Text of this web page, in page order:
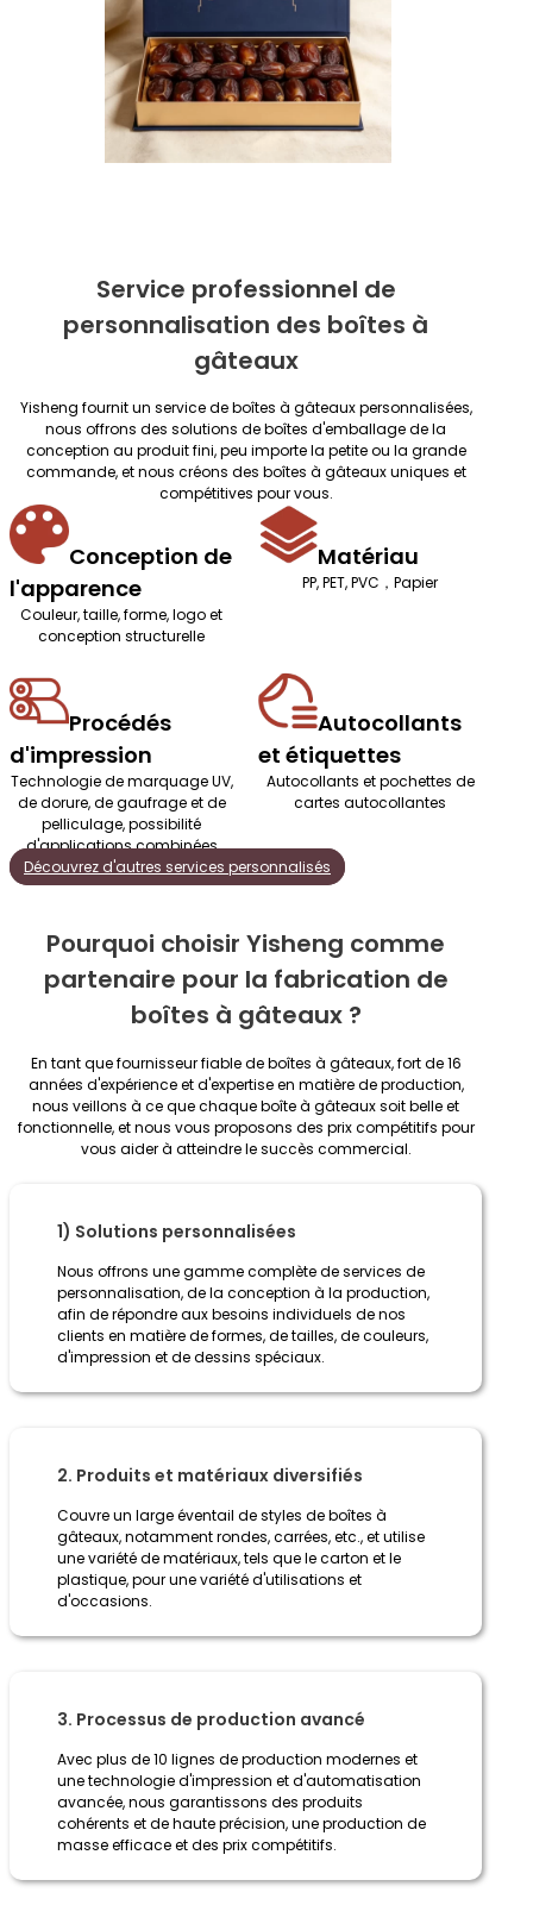
Service professionnel de
personnalisation des boîtes à
gâteaux
Yisheng fournit un service de boîtes à gâteaux personnalisées,
nous offrons des solutions de boîtes d'emballage de la
conception au produit fini, peu importe la petite ou la grande
commande, et nous créons des boîtes à gâteaux uniques et
compétitives pour vous.
Conception de
l'apparence
Couleur, taille, forme, logo et
conception structurelle
Matériau
PP, PET, PVC，Papier
Procédés
d'impression
Technologie de marquage UV,
de dorure, de gaufrage et de
pelliculage, possibilité
d'applications combinées
Autocollants
et étiquettes
Autocollants et pochettes de
cartes autocollantes
Découvrez d'autres services personnalisés
Pourquoi choisir Yisheng comme
partenaire pour la fabrication de
boîtes à gâteaux ?
En tant que fournisseur fiable de boîtes à gâteaux, fort de 16
années d'expérience et d'expertise en matière de production,
nous veillons à ce que chaque boîte à gâteaux soit belle et
fonctionnelle, et nous vous proposons des prix compétitifs pour
vous aider à atteindre le succès commercial.
1) Solutions personnalisées
Nous offrons une gamme complète de services de
personnalisation, de la conception à la production,
afin de répondre aux besoins individuels de nos
clients en matière de formes, de tailles, de couleurs,
d'impression et de dessins spéciaux.
2. Produits et matériaux diversifiés
Couvre un large éventail de styles de boîtes à
gâteaux, notamment rondes, carrées, etc., et utilise
une variété de matériaux, tels que le carton et le
plastique, pour une variété d'utilisations et
d'occasions.
3. Processus de production avancé
Avec plus de 10 lignes de production modernes et
une technologie d'impression et d'automatisation
avancée, nous garantissons des produits
cohérents et de haute précision, une production de
masse efficace et des prix compétitifs.